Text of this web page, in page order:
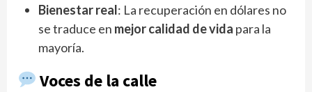
Bienestar real: La recuperación en dólares no
se traduce en mejor calidad de vida para la
mayoría.
Voces de la calle